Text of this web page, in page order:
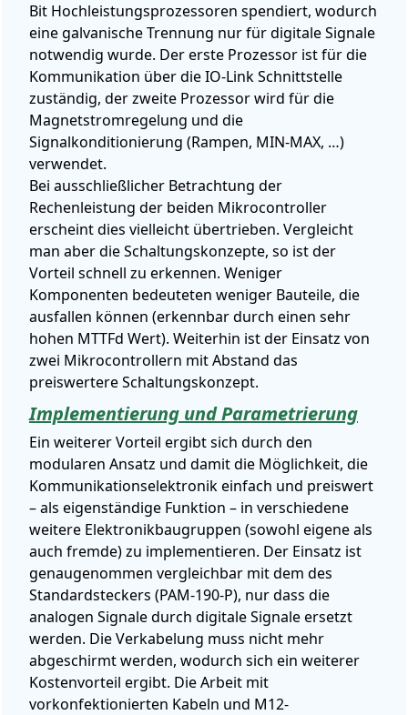
Bit Hochleistungsprozessoren spendiert, wodurch
eine galvanische Trennung nur für digitale Signale
notwendig wurde. Der erste Prozessor ist für die
Kommunikation über die IO-Link Schnittstelle
zuständig, der zweite Prozessor wird für die
Magnetstromregelung und die
Signalkonditionierung (Rampen, MIN-MAX, …)
verwendet.
Bei ausschließlicher Betrachtung der
Rechenleistung der beiden Mikrocontroller
erscheint dies vielleicht übertrieben. Vergleicht
man aber die Schaltungskonzepte, so ist der
Vorteil schnell zu erkennen. Weniger
Komponenten bedeuteten weniger Bauteile, die
ausfallen können (erkennbar durch einen sehr
hohen MTTFd Wert). Weiterhin ist der Einsatz von
zwei Mikrocontrollern mit Abstand das
preiswertere Schaltungskonzept.
Implementierung und Parametrierung
Ein weiterer Vorteil ergibt sich durch den
modularen Ansatz und damit die Möglichkeit, die
Kommunikationselektronik einfach und preiswert
– als eigenständige Funktion – in verschiedene
weitere Elektronikbaugruppen (sowohl eigene als
auch fremde) zu implementieren. Der Einsatz ist
genaugenommen vergleichbar mit dem des
Standardsteckers (PAM-190-P), nur dass die
analogen Signale durch digitale Signale ersetzt
werden. Die Verkabelung muss nicht mehr
abgeschirmt werden, wodurch sich ein weiterer
Kostenvorteil ergibt. Die Arbeit mit
vorkonfektionierten Kabeln und M12-